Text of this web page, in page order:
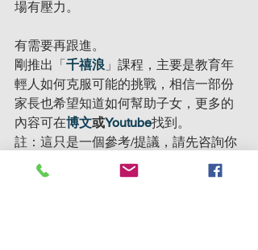
場有壓力。
有需要再跟進。
剛推出「千禧浪 」課程，主要是教育年
輕人如何克服可能的挑戰，相信一部份
家長也希望知道如何幫助子女，更多的
內容可在博文或Youtube找到。
註：這只是一個參考/提議，請先咨詢你
的投資顧問是否合適你的風險，才作出
任何買賣行動，本人恕不負責可能因為